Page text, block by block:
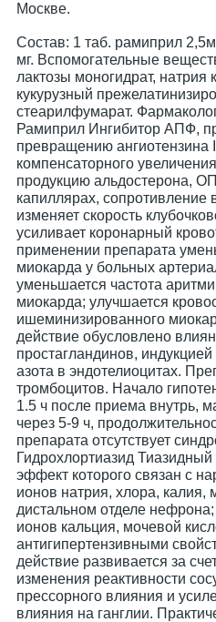
Москве.
Cостав: 1 таб. рамиприл 2,5мг, гидрохлоротиазид 12,5 мг. Вспомогательные вещества: натрия карбонат, лактозы моногидрат, натрия кроскармеллоза, крахмал кукурузный прежелатинизированный, натрия стеарилфумарат. Фармакологическое действие: Рамиприл Ингибитор АПФ, препятствует превращению ангиотензина I в ангиотензин II без компенсаторного увеличения ЧСС. Снижает продукцию альдостерона, ОПСС, давление в легочных капиллярах, сопротивление в легочных сосудах, не изменяет скорость клубочковой фильтрации, усиливает коронарный кровоток. При длительном применении препарата уменьшается гипертрофия миокарда у больных артериальной гипертензией, уменьшается частота аритмий при реперфузии миокарда; улучшается кровообращение ишеминизированного миокарда. Кардиопротекторное действие обусловлено влиянием на синтез простагландинов, индукцией образования оксида азота в эндотелиоцитах. Препарат снижает агрегацию тромбоцитов. Начало гипотензивного действия - через 1.5 ч после приема внутрь, максимальный эффект - через 5-9 ч, продолжительность действия - 24 ч. У препарата отсутствует синдром отмены. Гидрохлортиазид Тиазидный диуретик, диуретический эффект которого связан с нарушением реабсорбции ионов натрия, хлора, калия, магния, воды в дистальном отделе нефрона; задерживает выведение ионов кальция, мочевой кислоты. Обладает антигипертензивными свойствами; гипотензивное действие развивается за счет уменьшения ОЦК, изменения реактивности сосудистой стенки, снижения прессорного влияния и усиления депрессорного влияния на ганглии. Практически не оказывает влияния на нормальное АД. Диуретический эффект наступает через 1-2 ч, достигает максимума через 4 ч и продолжается 6-12 ч. Антигипертензивное действие наступает через 3-4 дня, но для достижения оптимального терапевтического эффекта может потребоваться 3-4 недели. Рамиприл и гидрохлоротиазид обладают аддитивным действием. Рамиприл уменьшает потерю ионов калия, вызываемую приемом гидрохлоротиазида. Показания: Артериальная гипертензия (пациентам, которым показана комбинированная терапия). Применение при беременности и кормлении грудью: Препарат противопоказан во время беременности и в период лактации. Противопоказания: Рамиприл - повышенная чувствительность к рамиприлу и любому другому ингредиенту препарата или другим ингибиторам АПФ; - ангионевротический отек в анамнезе, в том числе и связанный с предшествующей терапией ингибиторами АПФ; - гемодинамически значимый двусторонний стеноз почечных артерий; - стеноз артерии единственной почки; - состояние после трансплантации почек; - гемодиализ; - почечная недостаточность (КК менее 20 мл/мин.); - гемодинамически значимый аортальный или митральный стеноз (риск чрезмерного снижения АД с последующим нарушением функции почек); - гипертрофическая обструктивная кардиомиопатия; - первичный гиперальдостеронизм; - беременность и период лактации; - возраст до 18 лет (эффективность и безопасность не установлены). С осторожностью: тяжелые поражения коронарных и церебральных артерий (опасность снижения кровотока при чрезмерном снижении АД), нестабильная стенокардия, тяжелые желудочковые нарушения ритма, хронической сердечной недостаточности IV стадии, декомпенсированное ?легочное сердце?, почечная и/или печеночная недостаточность, гиперкалиемия, гипонатриемия (в том числе на фоне диуретиков и диеты с ограничением потребления соли), состояния, сопровождающиеся снижением объема циркулирующей крови (в т.ч. диарея, рвота), системные заболевания соединительной ткани, сахарный диабет, угнетение костномозгового кровообращения, пожилой возраст. Гидрохлоротиазид - повышенная чувствительность к препарату; - подагра; - сахарный диабет (тяжелые формы); - хроническая почечная недостаточность (клиренс креатинина менее 20-30 мл/мин, анурия); - рефрактерная гипокалиемия; - гиперкальциемия; - гипонатриемия; - беременность (1 триместр); - период лактации. С осторожностью: гипокалиемия, гипонатриемия, гиперкальциемия, ишемическая болезнь сердца, цирроз печени, пожилой возраст. Побочные действия: Рамиприл Со стороны сердечно-сосудистой системы: снижение АД, ортостатическая гипотензия, ортостатический коллапс, тахикардия, редко - аритмия, стенокардия, инфаркт миокарда. Со стороны мочеполовой системы: развитие или усиление симптомов почечной недостаточности, протеинурия, уменьшение объема мочи, снижение либидо. Со стороны ЦНС: ишемия головного мозга, инсульт, головокружение, головная боль, слабость, сонливость, парестезии, нервная возбудимость, беспокойство, тремор, мышечный спазм, нарушения настроения, при применении в высоких дозах - бессонница, тревожность, депрессия, спутанность сознания, обморок. Со стороны органов чувств: вестибулярные нарушения, нарушения вкуса (например, металлический вкус), обоняния, слуха и зрения, шум в ушах. Со стороны пищеварительной системы: тошнота, рвота, диарея или запор, боль в эпигастральной области, кишечная непроходимость, панкреатит, гепатит, холестатическая желтуха, нарушение функции печени с развитием печеночной недостаточности, сухость во рту, жажда, снижение аппетита, стоматит, глоссит. Со стороны дыхательной системы: ?сухой? кашель, бронхоспазм, одышка, ринорея, ринит, синусит, бронхит. Аллергические реакции: кожная сыпь, зуд, крапивница, конъюнктивит, фотосенсибилизация; ангионевротический отек лица, конечностей, губ,